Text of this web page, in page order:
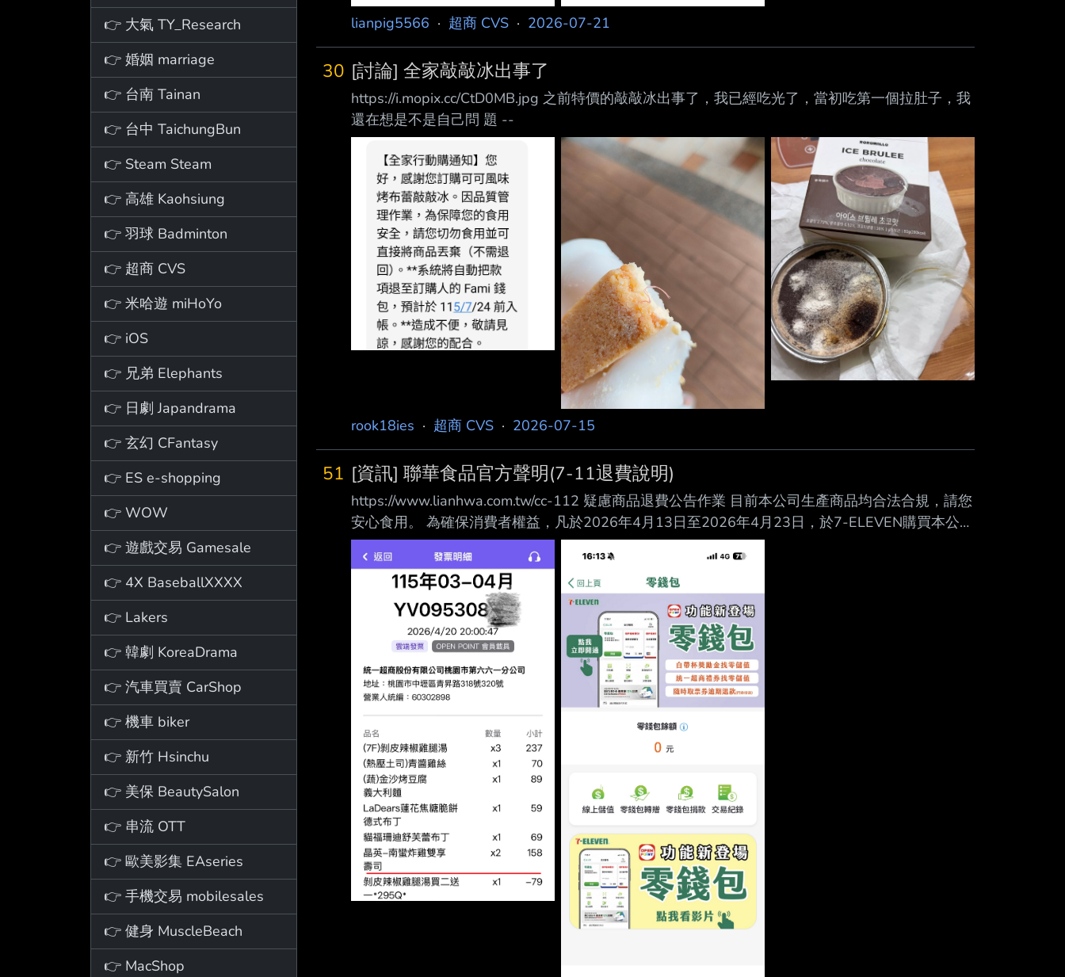
👉 大氣 TY_Research
👉 婚姻 marriage
👉 台南 Tainan
👉 台中 TaichungBun
👉 Steam Steam
👉 高雄 Kaohsiung
👉 羽球 Badminton
👉 超商 CVS
👉 米哈遊 miHoYo
👉 iOS
👉 兄弟 Elephants
👉 日劇 Japandrama
👉 玄幻 CFantasy
👉 ES e-shopping
👉 WOW
👉 遊戲交易 Gamesale
👉 4X BaseballXXXX
👉 Lakers
👉 韓劇 KoreaDrama
👉 汽車買賣 CarShop
👉 機車 biker
👉 新竹 Hsinchu
👉 美保 BeautySalon
👉 串流 OTT
👉 歐美影集 EAseries
👉 手機交易 mobilesales
👉 健身 MuscleBeach
👉 MacShop
lianpig5566 · 超商 CVS · 2026-07-21
30 [討論] 全家敲敲冰出事了
https://i.mopix.cc/CtD0MB.jpg 之前特價的敲敲冰出事了，我已經吃光了，當初吃第一個拉肚子，我
還在想是不是自己問 題 --
rook18ies · 超商 CVS · 2026-07-15
51 [資訊] 聯華食品官方聲明(7-11退費說明)
https://www.lianhwa.com.tw/cc-112 疑慮商品退費公告作業 目前本公司生產商品均合法合規，請您
安心食用。 為確保消費者權益，凡於2026年4月13日至2026年4月23日，於7-ELEVEN購買本公司
疑慮批 號之鮮食商品，公布退費辦法如下 1.若結帳有報uniopen會員： 將由統一超商盤點uniopen
會員消費紀錄，主動將購買疑慮批號商品退費至OPENPOINT APP 零錢包。 預計於2026年7月14
日 06:00開始退至OPENPOINT APP零錢包，未開通OPEN